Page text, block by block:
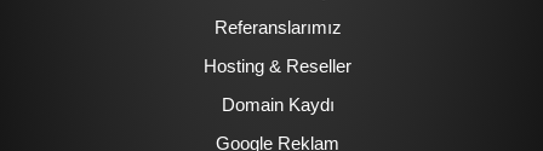
Referanslarımız
Hosting & Reseller
Domain Kaydı
Google Reklam